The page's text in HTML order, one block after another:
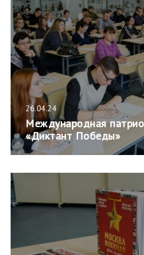
26.04.24
Международная
«Диктант Победы»